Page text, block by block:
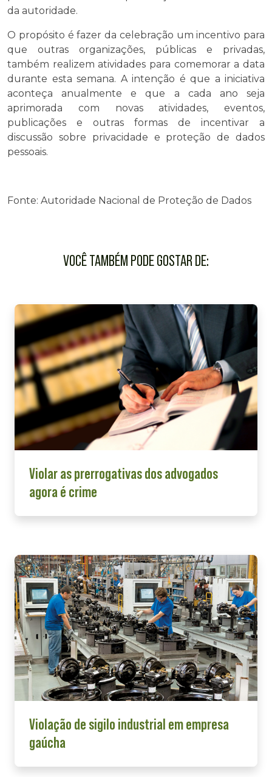
da autoridade.
O propósito é fazer da celebração um incentivo para
que outras organizações, públicas e privadas,
também realizem atividades para comemorar a data
durante esta semana. A intenção é que a iniciativa
aconteça anualmente e que a cada ano seja
aprimorada com novas atividades, eventos,
publicações e outras formas de incentivar a
discussão sobre privacidade e proteção de dados
pessoais.
Fonte: Autoridade Nacional de Proteção de Dados
VOCÊ TAMBÉM PODE GOSTAR DE:
Violar as prerrogativas dos advogados
agora é crime
Violação de sigilo industrial em empresa
gaúcha